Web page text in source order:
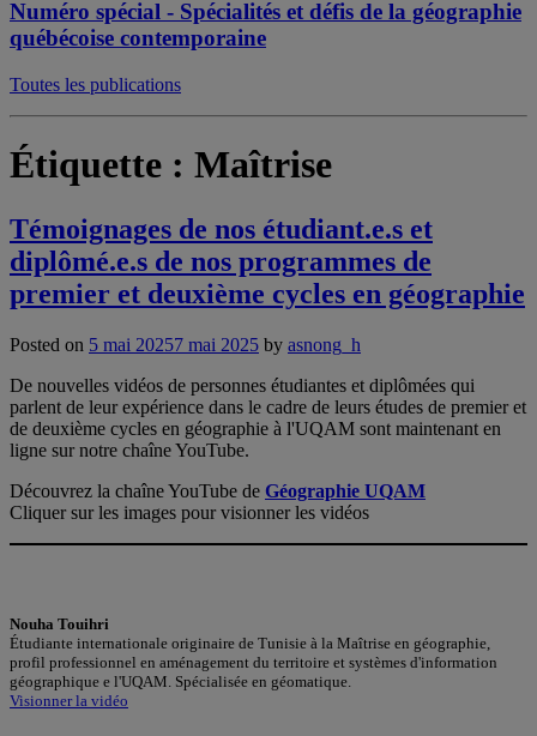
Numéro spécial - Spécialités et défis de la géographie
québécoise contemporaine
Toutes les publications
Étiquette : Maîtrise
Témoignages de nos étudiant.e.s et
diplômé.e.s de nos programmes de
premier et deuxième cycles en géographie
Posted on 5 mai 20257 mai 2025 by asnong_h
De nouvelles vidéos de personnes étudiantes et diplômées qui
parlent de leur expérience dans le cadre de leurs études de premier et
de deuxième cycles en géographie à l'UQAM sont maintenant en
ligne sur notre chaîne YouTube.
Découvrez la chaîne YouTube de Géographie UQAM
Cliquer sur les images pour visionner les vidéos
Nouha Touihri
Étudiante internationale originaire de Tunisie à la Maîtrise en géographie,
profil professionnel en aménagement du territoire et systèmes d'information
géographique e l'UQAM. Spécialisée en géomatique.
Visionner la vidéo